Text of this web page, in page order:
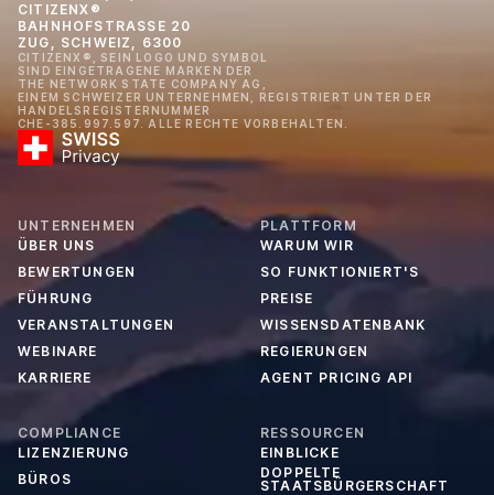
CITIZENX®
BAHNHOFSTRASSE 20
ZUG, SCHWEIZ, 6300
CITIZENX®, SEIN LOGO UND SYMBOL
SIND EINGETRAGENE MARKEN DER
THE NETWORK STATE COMPANY AG,
EINEM SCHWEIZER UNTERNEHMEN, REGISTRIERT UNTER DER
HANDELSREGISTERNUMMER
CHE-385.997.597. ALLE RECHTE VORBEHALTEN.
UNTERNEHMEN
ÜBER UNS
BEWERTUNGEN
FÜHRUNG
VERANSTALTUNGEN
WEBINARE
KARRIERE
PLATTFORM
WARUM WIR
SO FUNKTIONIERT'S
PREISE
WISSENSDATENBANK
REGIERUNGEN
AGENT PRICING API
COMPLIANCE
LIZENZIERUNG
BÜROS
RESSOURCEN
EINBLICKE
DOPPELTE
STAATSBÜRGERSCHAFT